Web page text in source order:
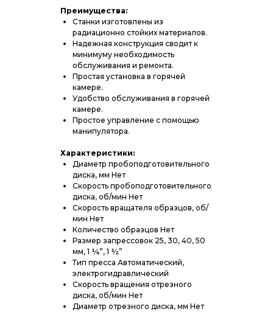
Преимущества:
Станки изготовлены из
радиационно стойких материалов.
Надежная конструкция сводит к
минимуму необходимость
обслуживания и ремонта.
Простая установка в горячей
камере.
Удобство обслуживания в горячей
камере.
Простое управление с помощью
манипулятора.
Характеристики:
Диаметр пробоподготовительного
диска, мм Нет
Скорость пробоподготовительного
диска, об/мин Нет
Скорость вращателя образцов, об/
мин Нет
Количество образцов Нет
Размер запрессовок 25, 30, 40, 50
мм, 1 ¼”, 1 ½”
Тип пресса Автоматический,
электрогидравлический
Скорость вращения отрезного
диска, об/мин Нет
Диаметр отрезного диска, мм Нет